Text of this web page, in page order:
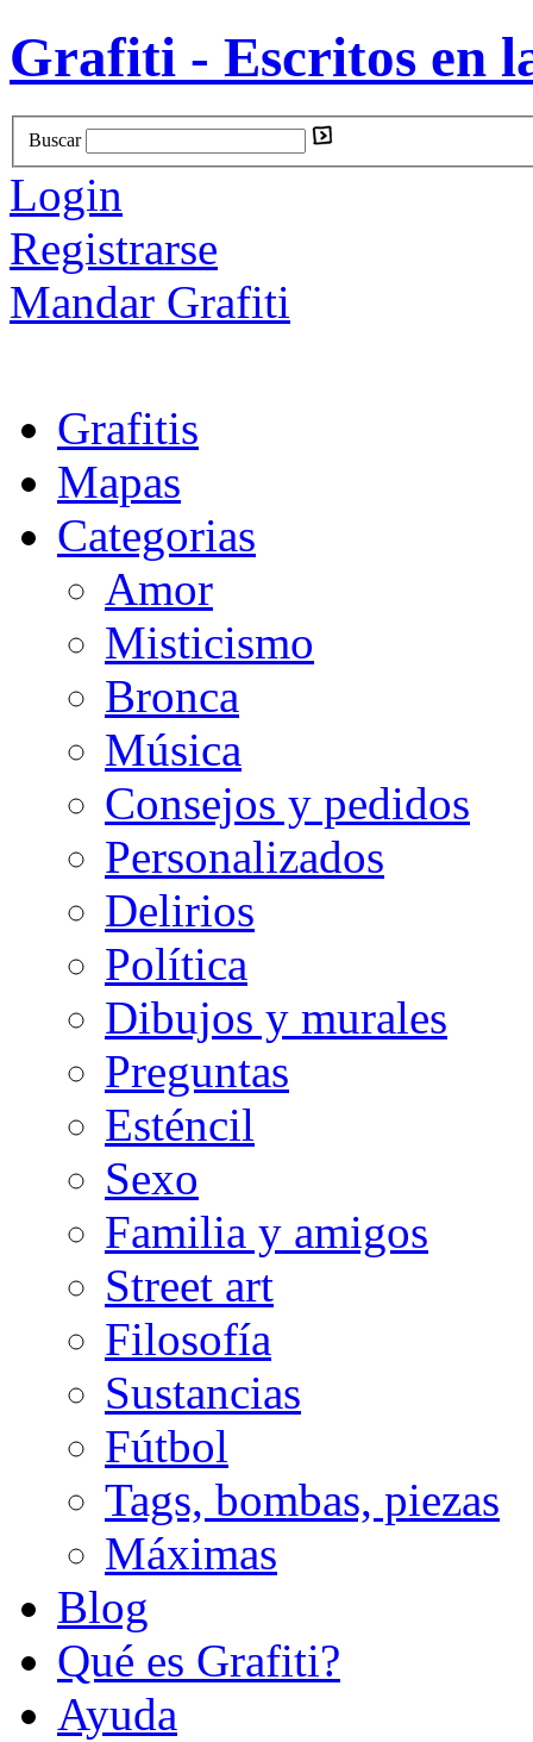
Grafiti - Escritos en
Buscar
Login
Registrarse
Mandar Grafiti
Grafitis
Mapas
Categorias
Amor
Misticismo
Bronca
Música
Consejos y pedidos
Personalizados
Delirios
Política
Dibujos y murales
Preguntas
Esténcil
Sexo
Familia y amigos
Street art
Filosofía
Sustancias
Fútbol
Tags, bombas, piezas
Máximas
Blog
Qué es Grafiti?
Ayuda